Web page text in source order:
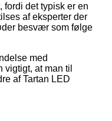
det typisk er en
af eksperter der
besvær som følge
med
at man til
af Tartan LED